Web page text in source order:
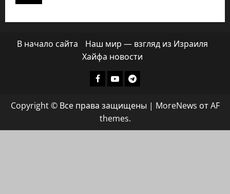
В начало сайта
Наш мир — взгляд из Израиля
Хайфа новости
Facebook
ХАЙФАИНФО
YoutubeТелеграмм
Copyright © Все права защищены | MoreNews от AF
themes.